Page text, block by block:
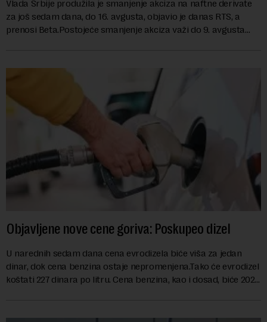
Vlada Srbije produžila je smanjenje akciza na naftne derivate
za još sedam dana, do 16. avgusta, objavio je danas RTS, a
prenosi Beta.Postojeće smanjenje akciza važi do 9. avgusta
Objavljene nove cene goriva: Poskupeo dizel
U narednih sedam dana cena evrodizela biće viša za jedan
dinar, dok cena benzina ostaje nepromenjena.Tako će evrodizel
koštati 227 dinara po litru. Cena benzina, kao i dosad, biće 202